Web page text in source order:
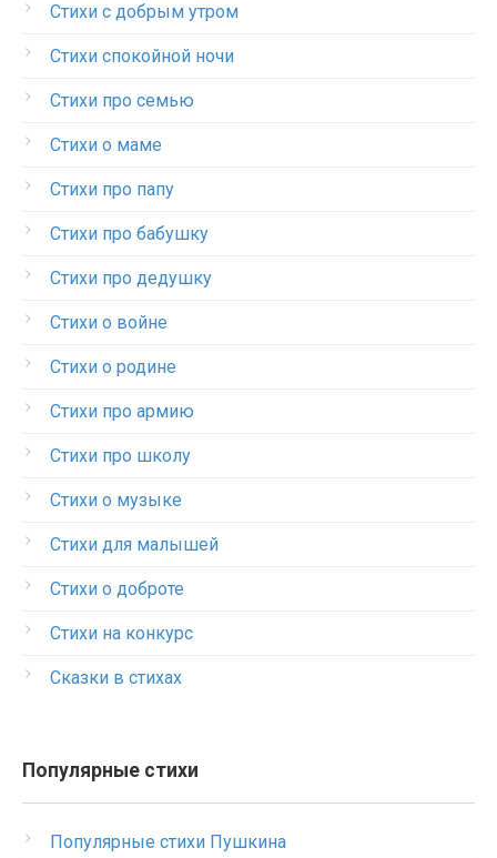
Стихи с добрым утром
Стихи спокойной ночи
Стихи про семью
Стихи о маме
Стихи про папу
Стихи про бабушку
Стихи про дедушку
Стихи о войне
Стихи о родине
Стихи про армию
Стихи про школу
Стихи о музыке
Стихи для малышей
Стихи о доброте
Стихи на конкурс
Сказки в стихах
Популярные стихи
Популярные стихи Пушкина